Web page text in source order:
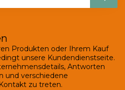
Produkten oder Ihrem Kauf
unsere Kundendienstseite.
Antworten
und verschiedene
zu treten.